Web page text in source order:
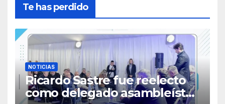
Te has perdido
NOTICIAS
Ricardo Sastre fue reelecto
como delegado asambleísta